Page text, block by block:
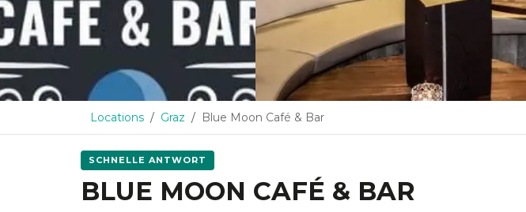
Locations Graz Blue Moon Café & Bar
SCHNELLE ANTWORT
BLUE MOON CAFÉ & BAR